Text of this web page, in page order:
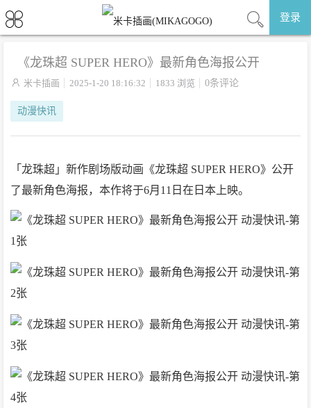
登录
《龙珠超 SUPER HERO》最新角色海报公开
 米卡插画 2025-1-20 18:16:32 1833 浏览 0条评论
动漫快讯
「龙珠超」新作剧场版动画《龙珠超 SUPER HERO》公开
了最新角色海报，本作将于6月11日在日本上映。